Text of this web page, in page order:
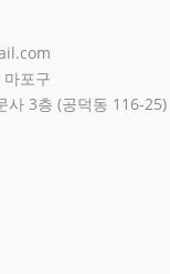
포구
사 3층 (공덕동 116-25)